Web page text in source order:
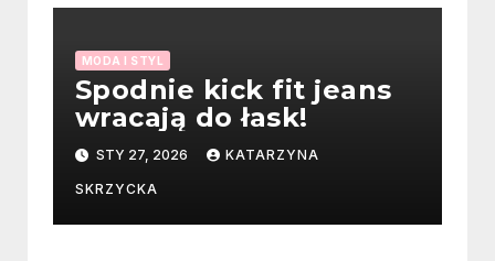
MODA I STYL
Spodnie kick fit jeans
wracają do łask!
STY 27, 2026 KATARZYNA
SKRZYCKA